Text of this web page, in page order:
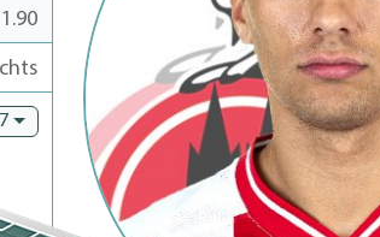
1.90